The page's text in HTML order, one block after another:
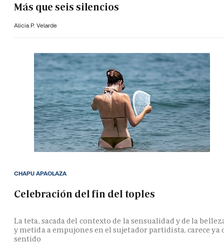
Más que seis silencios
Alicia P. Velarde
Celebración del fin del toples
La teta, sacada del contexto de la sensualidad y de la
y metida a empujones en el sujetador partidista, carece ya
sentido
CHAPU APAOLAZA